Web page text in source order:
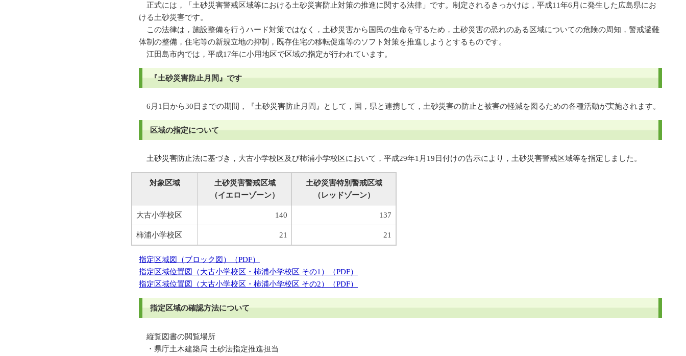
正式には，「土砂災害警戒区域等における土砂災害防止対策の推進に関する法律」です。制定されるきっかけは，平成11年6月に発生した広島県にお
ける土砂災害です。
この法律は，施設整備を行うハード対策ではなく，土砂災害から国民の生命を守るため，土砂災害の恐れのある区域についての危険の周知，警戒避難
体制の整備，住宅等の新規立地の抑制，既存住宅の移転促進等のソフト対策を推進しようとするものです。
江田島市内では，平成17年に小用地区で区域の指定が行われています。
『土砂災害防止月間』です
6月1日から30日までの期間，『土砂災害防止月間』として，国，県と連携して，土砂災害の防止と被害の軽減を図るための各種活動が実施されます。
区域の指定について
土砂災害防止法に基づき，大古小学校区及び柿浦小学校区において，平成29年1月19日付けの告示により，土砂災害警戒区域等を指定しました。
対象区域
土砂災害警戒区域
（イエローゾーン）
土砂災害特別警戒区域
（レッドゾーン）
大古小学校区 140 137
柿浦小学校区 21 21
指定区域図（ブロック図）（PDF）
指定区域位置図（大古小学校区・柿浦小学校区 その1）（PDF）
指定区域位置図（大古小学校区・柿浦小学校区 その2）（PDF）
指定区域の確認方法について
縦覧図書の閲覧場所
・県庁土木建築局 土砂法指定推進担当